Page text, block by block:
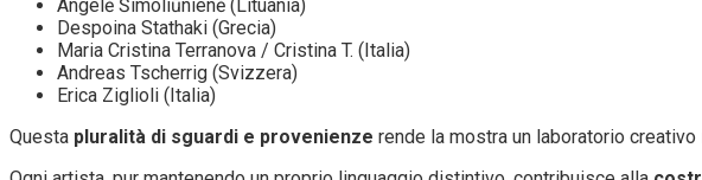
Angelė Šimoliūnienė (Lituania)
Despoina Stathaki (Grecia)
Maria Cristina Terranova / Cristina T. (Italia)
Andreas Tscherrig (Svizzera)
Erica Ziglioli (Italia)
Questa pluralità di sguardi e provenienze rende la mostra un laboratorio